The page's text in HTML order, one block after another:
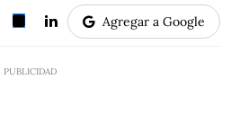
Agregar a Google